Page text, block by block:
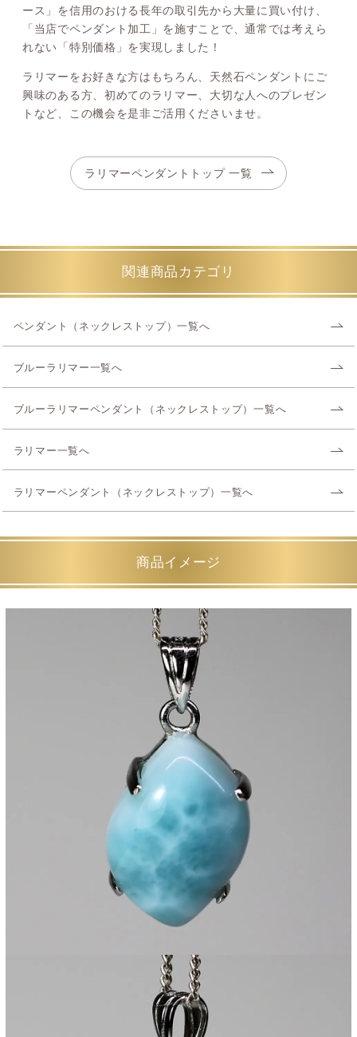
ース」を信用のおける長年の取引先から大量に買い付け、
「当店でペンダント加工」を施すことで、通常では考えら
れない「特別価格」を実現しました！
ラリマーをお好きな方はもちろん、天然石ペンダントにご
興味のある方、初めてのラリマー、大切な人へのプレゼン
トなど、この機会を是非ご活用くださいませ。
ラリマーペンダントトップ 一覧
関連商品カテゴリ
ペンダント（ネックレストップ）一覧へ
ブルーラリマー一覧へ
ブルーラリマーペンダント（ネックレストップ）一覧へ
ラリマー一覧へ
ラリマーペンダント（ネックレストップ）一覧へ
商品イメージ